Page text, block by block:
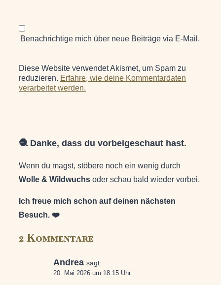
Benachrichtige mich über neue Beiträge via E-Mail.
Diese Website verwendet Akismet, um Spam zu
reduzieren. Erfahre, wie deine Kommentardaten
verarbeitet werden.
🧶 Danke, dass du vorbeigeschaut hast.
Wenn du magst, stöbere noch ein wenig durch
Wolle & Wildwuchs oder schau bald wieder vorbei.
Ich freue mich schon auf deinen nächsten
Besuch. ❤️
2 Kommentare
Andrea sagt:
20. Mai 2026 um 18:15 Uhr